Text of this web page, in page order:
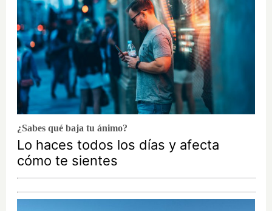
¿Sabes qué baja tu ánimo?
Lo haces todos los días y afecta
cómo te sientes